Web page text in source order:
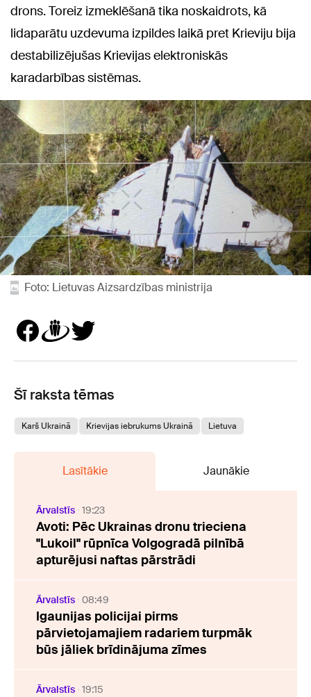
drons. Toreiz izmeklēšanā tika noskaidrots, kā
lidaparātu uzdevuma izpildes laikā pret Krieviju bija
destabilizējušas Krievijas elektroniskās
karadarbības sistēmas.
Foto: Lietuvas Aizsardzības ministrija
Šī raksta tēmas
Karš Ukrainā Krievijas iebrukums Ukrainā Lietuva
Lasītākie Jaunākie
Ārvalstīs 19:23
Avoti: Pēc Ukrainas dronu trieciena
"Lukoil" rūpnīca Volgogradā pilnībā
apturējusi naftas pārstrādi
Ārvalstīs 08:49
Igaunijas policijai pirms
pārvietojamajiem radariem turpmāk
būs jāliek brīdinājuma zīmes
Ārvalstīs 19:15